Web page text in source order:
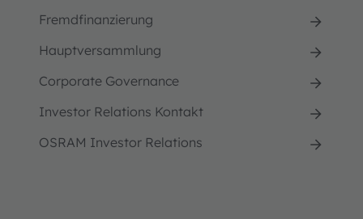
Fremdfinanzierung
Hauptversammlung
Corporate Governance
Investor Relations Kontakt
OSRAM Investor Relations